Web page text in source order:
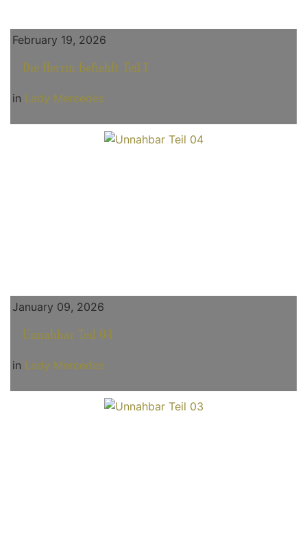
February 19, 2026
Die Herrin befiehlt Teil 1
in Lady Mercedes
January 09, 2026
Unnahbar Teil 04
in Lady Mercedes